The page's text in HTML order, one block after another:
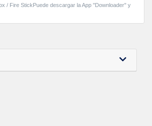
/ Fire StickPuede descargar la App ''Downloader'' y